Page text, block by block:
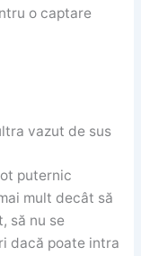
o captare
puternic
mult decât să
să nu se
dacă poate intra